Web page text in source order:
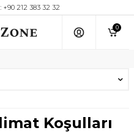
212 383 32 32
0
Koşulları